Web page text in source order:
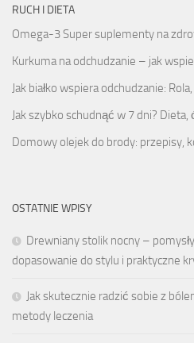
RUCH I DIETA
Omega-3 Super suplementy na
Kurkuma na odchudzanie – jak
Jak białko wspiera odchudzanie:
Jak szybko schudnąć w 7 dni?
Domowy olejek do brody: przepisy,
OSTATNIE WPISY
Drewniany stolik nocny –
dopasowanie do stylu i praktyczne
Jak skutecznie radzić sobie z
metody leczenia